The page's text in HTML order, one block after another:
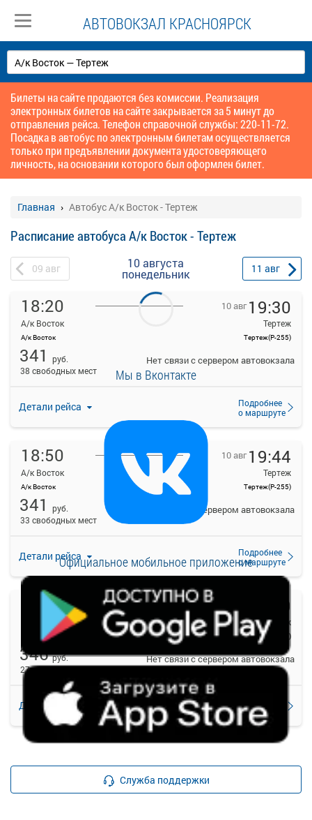
АВТОВОКЗАЛ КРАСНОЯРСК
Билеты на сайте продаются без комиссии. Реализация
электронных билетов на сайте закрывается за 5 минут до
отправления рейса. Телефон справочной службы: 220-11-72.
Посадка в автобус по электронным билетам осуществляется
только при предъявлении документа удостоверяющего
личность, на основании которого был оформлен билет.
Главная Автобус А/к Восток - Тертеж
Расписание автобуса А/к Восток - Тертеж
09 авг 10 августа
понедельник 11 авг
18:20
А/к Восток
А/к Восток
10 авг 19:30
Тертеж
Тертеж(Р-255)
Детали рейса
Подробнее
о маршруте
341
руб.
38 свободных мест
Нет связи с сервером автовокзала
18:50
А/к Восток
А/к Восток
10 авг 19:44
Тертеж
Тертеж(Р-255)
Детали рейса
Подробнее
о маршруте
341
руб.
33 свободных мест
Нет связи с сервером автовокзала
19:20
А/к Восток
А/к Восток
20:09
Тертеж
Тертеж (Р-255)
Детали рейса
о маршруте
346 руб.
27 свободных мест
Нет связи с сервером автовокзала
Мы в Вконтакте
Официальное мобильное приложение
Служба поддержки